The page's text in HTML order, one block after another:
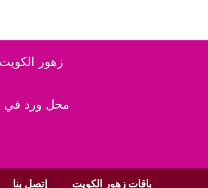
زهور الكويت
محل ورد في
باقات زهور الكويت إتصل بنا